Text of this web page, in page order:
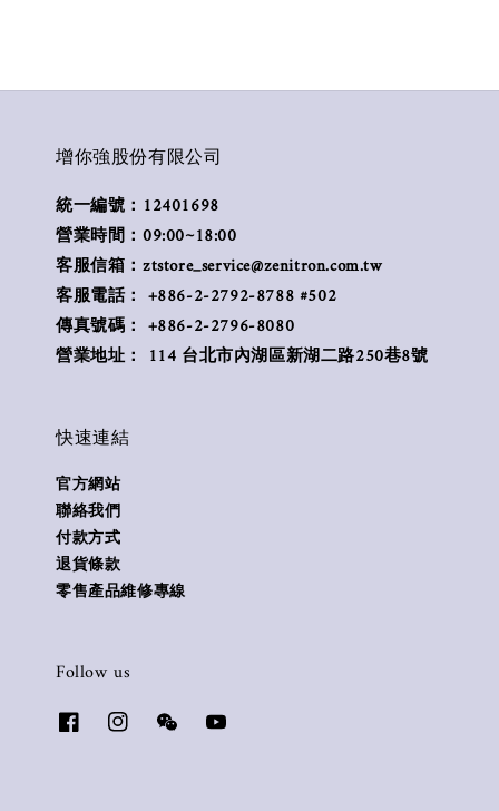
增你強股份有限公司
統一編號：12401698
營業時間：09:00~18:00
客服信箱：ztstore_service@zenitron.com.tw
客服電話： +886-2-2792-8788 #502
傳真號碼： +886-2-2796-8080
營業地址： 114 台北市內湖區新湖二路250巷8號
快速連結
官方網站
聯絡我們
付款方式
退貨條款
零售產品維修專線
Follow us